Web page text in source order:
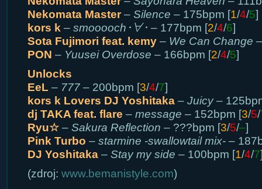
Nekomata Master– Silence – 175bpm [1/4/5]
kors k – smooooch･∀･ – 177bpm [2/4/6]
Sota Fujimori feat. kemy– We Can Change
PON – Yuusei Overdose – 166bpm [2/4/5]
Unlocks
EeL – 777– 200bpm [3/4/7]
kors k Lovers DJ Yoshitaka– Juicy–
dj TAKA feat. flare – message – 152bpm [3/5/
Ryu☆– Sakura Reflection – ???bpm [3/5/–]
Pink Turbo – starmine -swallowtail mix-–
DJ Yoshitaka– Stay my side – 100bpm [1/4/7
(zdroj: www.bemanistyle.com)